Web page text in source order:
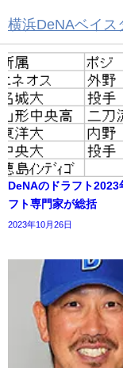
横浜DeNAベイス
DeNAのドラフト2023
フト専門家が総括
2023年10月26日